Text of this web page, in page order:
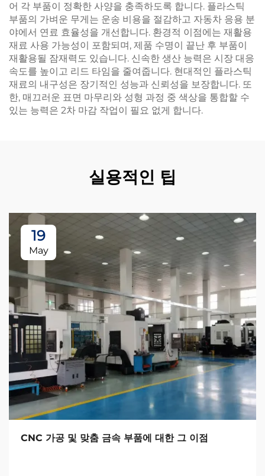
어 각 부품이 정확한 사양을 충족하도록 합니다. 플라스틱
부품의 가벼운 무게는 운송 비용을 절감하고 자동차 응용 분
야에서 연료 효율성을 개선합니다. 환경적 이점에는 재활용
재료 사용 가능성이 포함되며, 제품 수명이 끝난 후 부품이
재활용될 잠재력도 있습니다. 신속한 생산 능력은 시장 대응
속도를 높이고 리드 타임을 줄여줍니다. 현대적인 플라스틱
재료의 내구성은 장기적인 성능과 신뢰성을 보장합니다. 또
한, 매끄러운 표면 마무리와 성형 과정 중 색상을 통합할 수
있는 능력은 2차 마감 작업이 필요 없게 합니다.
실용적인 팁
19
May
CNC 가공 및 맞춤 금속 부품에 대한 그 이점